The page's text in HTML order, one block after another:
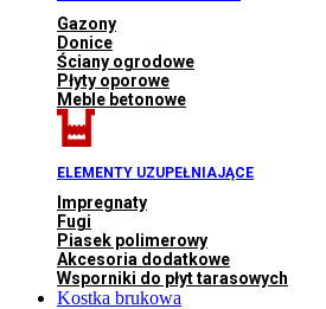
Gazony
Donice
Ściany ogrodowe
Płyty oporowe
Meble betonowe
ELEMENTY UZUPEŁNIAJĄCE
Impregnaty
Fugi
Piasek polimerowy
Akcesoria dodatkowe
Wsporniki do płyt tarasowych
Kostka brukowa